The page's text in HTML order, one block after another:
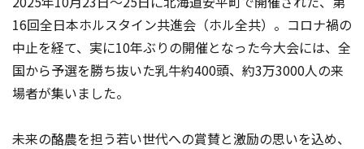
16回全日本ホルスタイン共進会（ホル全共）。コロナ禍の
中止を経て、実に10年ぶりの開催となった今大会には、全
国から予選を勝ち抜いた乳牛約400頭、約3万3000人の来
場者が集いました。
未来の酪農を担う若い世代への賞賛と激励の思いを込め、